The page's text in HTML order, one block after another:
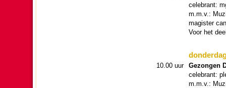
cele­brant:
m.m.v.:
magister
Voor het
10.00 uur
Gezon­gen
cele­brant:
m.m.v.: